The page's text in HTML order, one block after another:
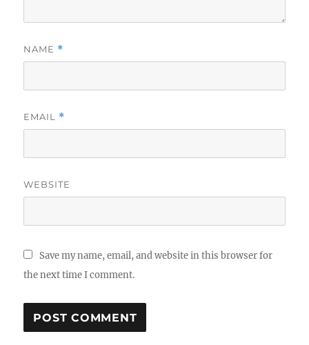
NAME *
EMAIL *
WEBSITE
Save my name, email, and website in this browser for
the next time I comment.